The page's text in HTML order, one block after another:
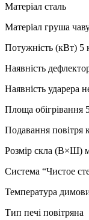
Матеріал сталь
Матеріал груша
Потужність (кВт) 5
Наявність
Наявність ударера
Площа обігрівання
Подавання повітря
Розмір скла (В×Ш)
Система “Чистое
Температура
Тип печі повітряна